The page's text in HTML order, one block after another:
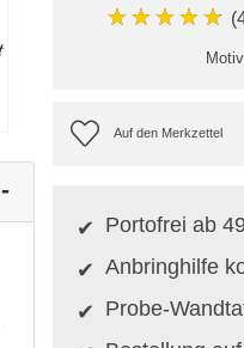
★★★★★
Portofrei ab
Anbringhilfe
Probe-